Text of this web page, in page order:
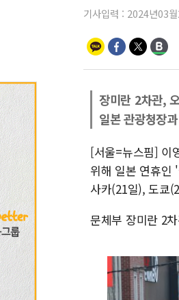
기사입력 : 2024년03
장미란 2차관,
일본 관광청장
[서울=뉴스핌] 이
위해 일본 연휴인
사카(21일), 도쿄
문체부 장미란 2